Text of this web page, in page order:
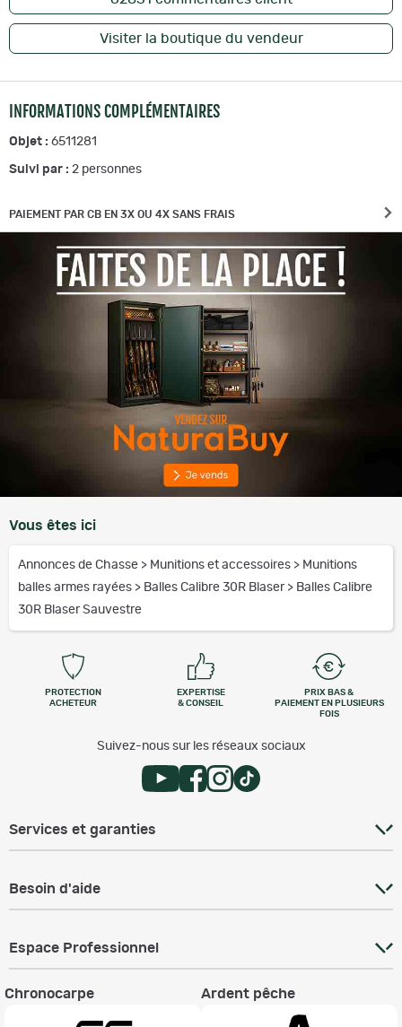
Visiter la boutique du vendeur
INFORMATIONS COMPLÉMENTAIRES
Objet : 6511281
Suivi par : 2 personnes
PAIEMENT PAR CB EN 3X OU 4X SANS FRAIS
Vous êtes ici
Annonces de Chasse > Munitions et accessoires > Munitions
balles armes rayées > Balles Calibre 30R Blaser > Balles Calibre
30R Blaser Sauvestre
PROTECTION
ACHETEUR
EXPERTISE
& CONSEIL
PRIX BAS &
PAIEMENT EN PLUSIEURS
FOIS
Suivez-nous sur les réseaux sociaux
Services et garanties
Besoin d'aide
Espace Professionnel
Chronocarpe Ardent pêche